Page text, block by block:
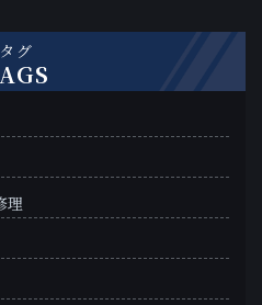
タグ
理